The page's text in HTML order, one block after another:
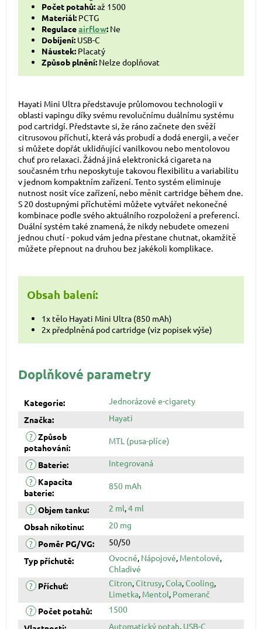
Počet potahů:až 1500
Materiál: PCTG
Regulaceairflow: Ne
Dobíjení: USB-C
Náustek: Placatý
Způsob plnění: Nelze doplňovat
Hayati Mini Ultra představuje průlomovou technologii v
oblasti vapingu díky svému revolučnímu duálnímu systému
pod cartridgí. Představte si, že ráno začnete den svěží
citrusovou příchutí, která vás probudí a dodá energii, a večer
si můžete dopřát uklidňující vanilkovou nebo mentolovou
chuť pro relaxaci. Žádná jiná elektronická cigareta na
současném trhu neposkytuje takovou flexibilitu a variabilitu
v jednom kompaktním zařízení. Tento systém eliminuje
nutnost nosit více zařízení, nebo měnit cartridge během dne.
S 20 dostupnými příchutěmi můžete vytvářet nekonečné
kombinace podle svého aktuálního rozpoložení a preferencí.
Duální systém také znamená, že nikdy nebudete omezeni
jednou chutí - pokud vám jedna přestane chutnat, okamžitě
můžete přepnout na druhou bez jakékoli komplikace.
Obsah balení:
1x tělo Hayati Mini Ultra (850 mAh)
2x předplněná pod cartridge (viz popisek výše)
Doplňkové parametry
Kategorie:
Jednorázové e-cigarety
Značka:
Hayati
? Způsob
potahování:
MTL (pusa-plíce)
? Baterie:
Integrovaná
? Kapacita
baterie:
850 mAh
? Objem tanku: 2 ml,4 ml
Obsah nikotinu:
20 mg
? Poměr PG/VG:
50/50
Typ příchutě: Ovocné, Nápojové, Mentolové,
Chladivé
? Příchuť: Citron,Citrusy,Cola,Cooling,
Limetka, Mentol, Pomeranč
? Počet potahů:
1500
Automatický potah, USB-C